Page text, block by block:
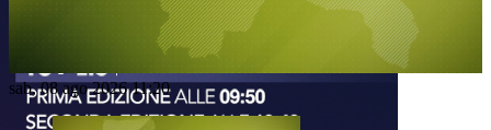
Video
sab, 08 ago 2026 11:20